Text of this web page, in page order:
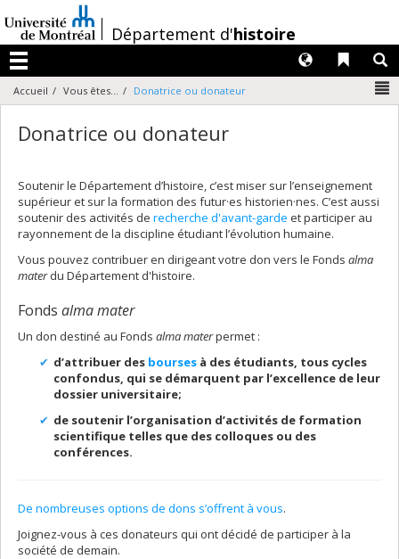
au
contenu
/Département d'histoire
Menu
Liens
Langues
Accueil Vous êtes... Donatrice ou donateur
Donatrice ou donateur
Soutenir le Département d’histoire, c’est miser sur l’enseignement
supérieur et sur la formation des futur·es historien·nes. C’est aussi
soutenir des activités de recherche d'avant-garde et participer au
rayonnement de la discipline étudiant l’évolution humaine.
Vous pouvez contribuer en dirigeant votre don vers le Fonds alma
materdu Département d'histoire.
Fonds alma mater
Un don destiné au Fonds alma materpermet :
d’attribuer des bourses à des étudiants, tous cycles
confondus, qui se démarquent par l’excellence de leur
dossier universitaire;
de soutenir l’organisation d’activités de formation
scientifique telles que des colloques ou des
conférences.
De nombreuses options de dons s’offrent à vous.
Joignez-vous à ces donateurs qui ont décidé de participer à la
société de demain.